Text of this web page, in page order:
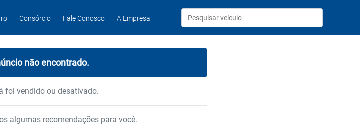
Consórcio Fale Conosco A Empresa
não encontrado.
foi vendido ou desativado.
algumas recomendações para você.